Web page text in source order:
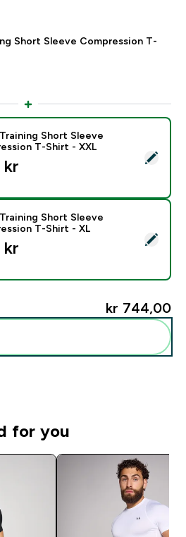
Short Sleeve Compression T-
- Men's Training Short Sleeve
Short Sleeve
T-Shirt - XXL
- Men's Training Short Sleeve
Short Sleeve
T-Shirt - XL
kr 744,00‎
for you